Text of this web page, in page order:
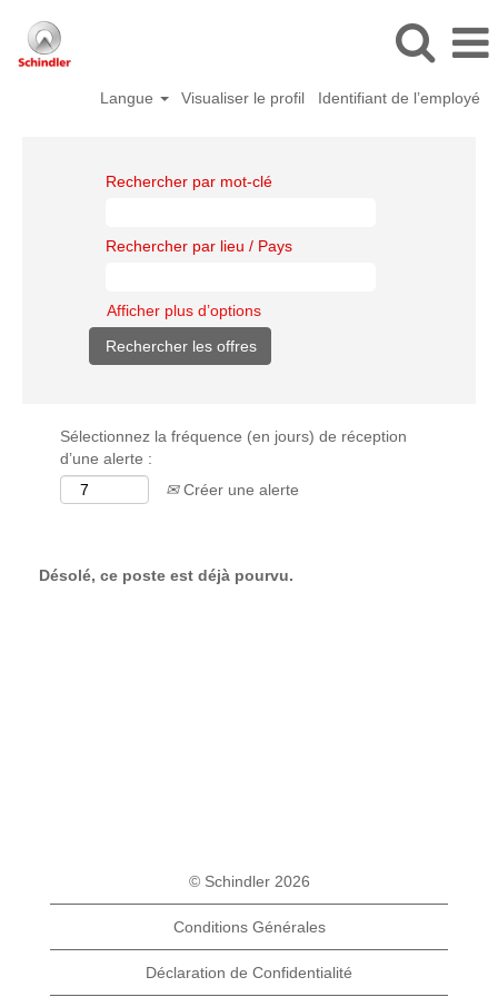
Langue Visualiser le profil Identifiant de l’employé
Rechercher par mot-clé
Rechercher par lieu / Pays
Afficher plus d’options
Sélectionnez la fréquence (en jours) de réception
d’une alerte :
Créer une alerte
Désolé, ce poste est déjà pourvu.
© Schindler 2026
Conditions Générales
Déclaration de Confidentialité